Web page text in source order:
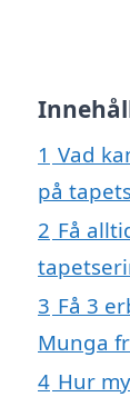
1 Vad
på
2 Få
3 Få 3
Munga
4 Hur